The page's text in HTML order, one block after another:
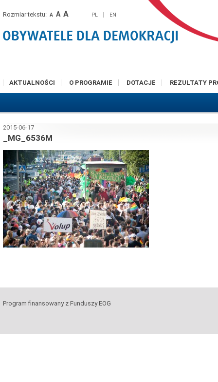
Rozmiar tekstu: A A A PL | EN
AKTUALNOŚCI O PROGRAMIE DOTACJE REZULTATY
2015-06-17
_MG_6536M
Program finansowany z Funduszy EOG